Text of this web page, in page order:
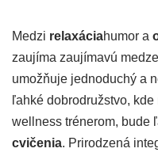
Medzi relaxáciahumor a
zaujíma zaujímavú
umožňuje jednoduchý a
ľahké dobrodružstvo, kde
wellness trénerom, bude
cvičenia. Prirodzená